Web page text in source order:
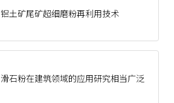
铝土矿尾矿超细磨粉再利用技术
滑石粉在建筑领域的应用研究相当广泛